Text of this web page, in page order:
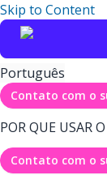
Skip to Content
Português
Contato com o
POR QUE USAR
Contato com o